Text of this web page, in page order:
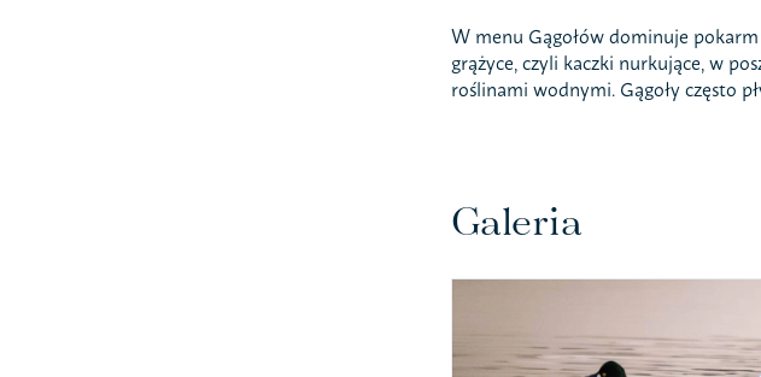
W menu Gągołów dominuje pokarm
grążyce, czyli kaczki nurkujące, w
roślinami wodnymi. Gągoły często
Galeria